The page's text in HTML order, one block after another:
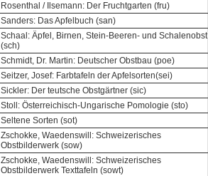
Rosenthal / Ilsemann: Der Fruchtgarten (fru)
Sanders: Das Apfelbuch (san)
Schaal: Äpfel, Birnen, Stein-Beeren- und Schalenobst
(sch)
Schmidt, Dr. Martin: Deutscher Obstbau (poe)
Seitzer, Josef: Farbtafeln der Apfelsorten(sei)
Sickler: Der teutsche Obstgärtner (sic)
Stoll: Österreichisch-Ungarische Pomologie (sto)
Seltene Sorten (sot)
Zschokke, Waedenswill: Schweizerisches
Obstbilderwerk (sow)
Zschokke, Waedenswill: Schweizerisches
Obstbilderwerk Texttafeln (sowt)